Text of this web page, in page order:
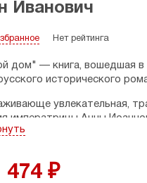
Иванович
Нет рейтинга
дом" — книга, вошедшая в
исторического
увлекательная,
императрицы Анны
герцога Бирона,
княжны Мариорицы
цыганки Мариулы,
474 ₽